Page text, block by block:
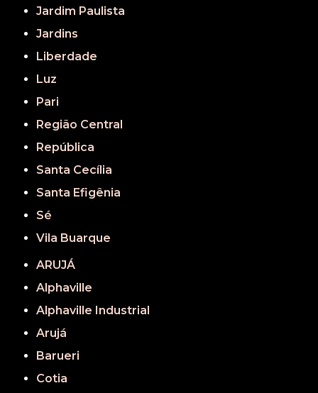
Jardim Paulista
Jardins
Liberdade
Luz
Pari
Região Central
República
Santa Cecília
Santa Efigênia
Sé
Vila Buarque
ARUJÁ
Alphaville
Alphaville Industrial
Arujá
Barueri
Cotia